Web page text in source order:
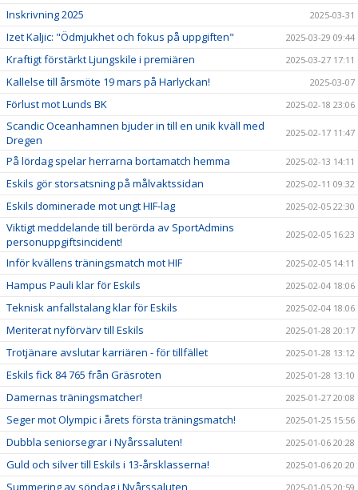
Inskrivning 2025 2025-03-31
Izet Kaljic: "Ödmjukhet och fokus på uppgiften" 2025-03-29 09:44
Kraftigt förstärkt Ljungskile i premiären 2025-03-27 17:11
Kallelse till årsmöte 19 mars på Harlyckan! 2025-03-07
Förlust mot Lunds BK 2025-02-18 23:06
Scandic Oceanhamnen bjuder in till en unik kväll med
Dregen
2025-02-17 11:47
På lördag spelar herrarna bortamatch hemma 2025-02-13 14:11
Eskils gör storsatsning på målvaktssidan 2025-02-11 09:32
Eskils dominerade mot ungt HIF-lag 2025-02-05 22:30
Viktigt meddelande till berörda av SportAdmins
personuppgiftsincident!
2025-02-05 16:23
Inför kvällens träningsmatch mot HIF 2025-02-05 14:11
Hampus Pauli klar för Eskils 2025-02-04 18:06
Teknisk anfallstalang klar för Eskils 2025-02-04 18:06
Meriterat nyförvärv till Eskils 2025-01-28 20:17
Trotjänare avslutar karriären - för tillfället 2025-01-28 13:12
Eskils fick 84 765 från Gräsroten 2025-01-28 13:10
Damernas träningsmatcher! 2025-01-27 20:08
Seger mot Olympic i årets första träningsmatch! 2025-01-25 15:56
Dubbla seniorsegrar i Nyårssaluten! 2025-01-06 20:28
Guld och silver till Eskils i 13-årsklasserna! 2025-01-06 20:20
Summering av söndag i Nyårssaluten 2025-01-05 20:59